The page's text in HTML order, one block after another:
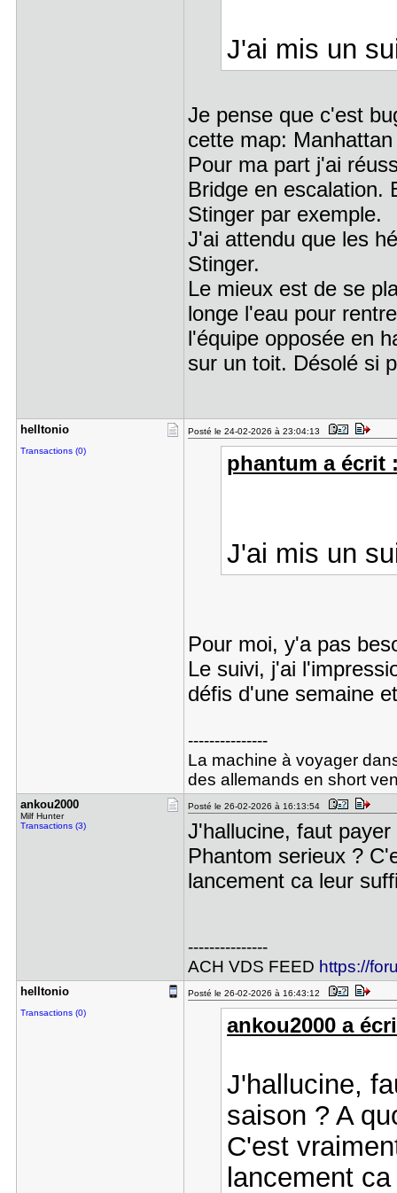
J'ai mis un
Je pense que c'est
cette map:
Pour ma part j'ai
Bridge en escalation.
Stinger par exemple.
J'ai attendu que les
Stinger.
Le mieux est de se
longe l'eau pour
l'équipe opposée en
sur un toit. Désolé si
helltonio
Transactions (0)
Posté le 24-02-2026 à 23:04:13
phantum a écrit
J'ai mis un
Pour moi, y'a pas
Le suivi, j'ai
défis d'une semaine
---------------
La machine à voyager
des allemands en short
ankou2000
Milf Hunter
Transactions (3)
Posté le 26-02-2026 à 16:13:54
J'hallucine, faut
Phantom serieux ?
lancement ca leur
---------------
ACH VDS FEED https://
helltonio
Transactions (0)
Posté le 26-02-2026 à 16:43:12
ankou2000 a
J'hallucine,
saison ? A
C'est
lancement